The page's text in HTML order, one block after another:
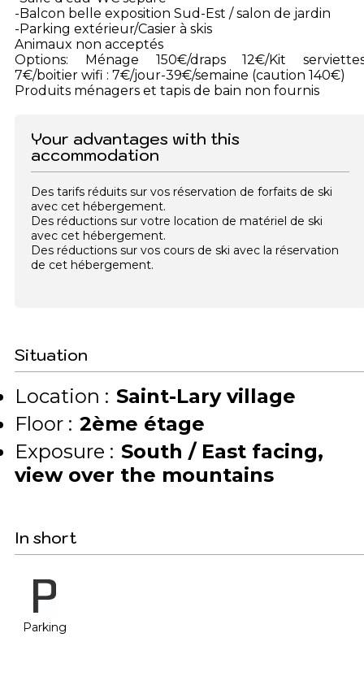
-Balcon belle exposition Sud-Est / salon de jardin
-Parking extérieur/Casier à skis
Animaux non acceptés
Options: Ménage 150€/draps 12€/Kit
7€/boitier wifi : 7€/jour-39€/semaine (caution 140€)
Produits ménagers et tapis de bain non fournis
Your advantages with this
accommodation
Des tarifs réduits sur vos réservation de forfaits de ski
avec cet hébergement.
Des réductions sur votre location de matériel de ski
avec cet hébergement.
Des réductions sur vos cours de ski avec la réservation
de cet hébergement.
Situation
Location : Saint-Lary village
Floor : 2ème étage
Exposure : South / East facing
view over the mountains
In short
Parking